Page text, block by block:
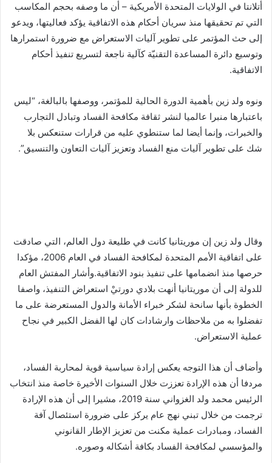
أتلانتا في الولايات المتحدة الأمريكية – أن ما وصفه بحجم المكاسب
التي تم تحقيقها منذ سريان أحكام هذه الاتفاقية يؤكد فعاليتها، ويدعو
إلى حث المؤتمر على تطوير آليات الاستعراض مع ضرورة استمرارها
وتوسيع دائرة المساعدة التقنيّة كآلية ناجعة لتسريع تنفيذ أحكام
الاتفاقية.
ونوه ولد زين بأهمية الدورة الحالية للمؤتمر، ووصفها بالبالغة، “ليس
باعتبارها منبرا عالميا لنشر ثقافة مكافحة الفساد وتبادل التجارب
والخبرات، وإنما أيضا لما ستنطوي عليه من قرارات ستنعكس بلا
شك على تطوير آليات منع الفساد وتعزيز آليات التعاون والتنسيق”.
وقال ولد زين إن موريتانيا كانت في طليعة دول العالم، التي صادقت
على اتفاقية الأمم المتحدة لمكافحة الفساد في العام 2006، مؤكدا
حرصها منذ انضمامها على تنفيذ بنود الاتفاقية.وأشار المفتش العام
للدولة إلى أن موريتانيا أنهت بلادي دورتيْ استعراض التنفيذ، واصفا
الخطوة بأنها سانحة لشكر خبراء الأمانة والدول المستعرضة على ما
تفضلوا به من ملاحظات وارشادات كان لها الفضل الكبير في نجاح
عملية الاستعراض.
وأضاف أن هذا التوجه يعكس إرادة سياسية قوية لمحاربة الفساد،
مردفا أن هذه الإرادة تعززت خلال السنوات الأخيرة خاصة منذ انتخاب
الرئيس محمد ولد الغزواني سنة 2019، مشيرا إلى أن هذه الإرادة
ترجمت من خلال تبني نهج عام يركز على ضرورة استئصال آفة
الفساد، ومبادرات عملية مكنت من تعزيز الإطار القانوني
والمؤسسي لمكافحة الفساد بكافة أشكاله وصوره.